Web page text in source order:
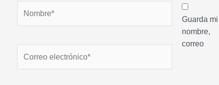
electrónico*
Guarda mi
nombre,
correo